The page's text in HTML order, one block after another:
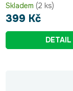
Skladem (2 ks)
399 Kč
DETAIL